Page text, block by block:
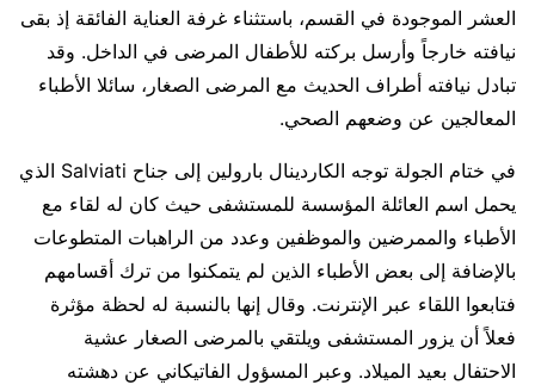
العشر الموجودة في القسم، باستثناء غرفة العناية الفائقة إذ بقى
نيافته خارجاً وأرسل بركته للأطفال المرضى في الداخل. وقد
تبادل نيافته أطراف الحديث مع المرضى الصغار، سائلا الأطباء
المعالجين عن وضعهم الصحي.
في ختام الجولة توجه الكاردينال بارولين إلى جناح Salviati الذي
يحمل اسم العائلة المؤسسة للمستشفى حيث كان له لقاء مع
الأطباء والممرضين والموظفين وعدد من الراهبات المتطوعات
بالإضافة إلى بعض الأطباء الذين لم يتمكنوا من ترك أقسامهم
فتابعوا اللقاء عبر الإنترنت. وقال إنها بالنسبة له لحظة مؤثرة
فعلاً أن يزور المستشفى ويلتقي بالمرضى الصغار عشية
الاحتفال بعيد الميلاد. وعبر المسؤول الفاتيكاني عن دهشته